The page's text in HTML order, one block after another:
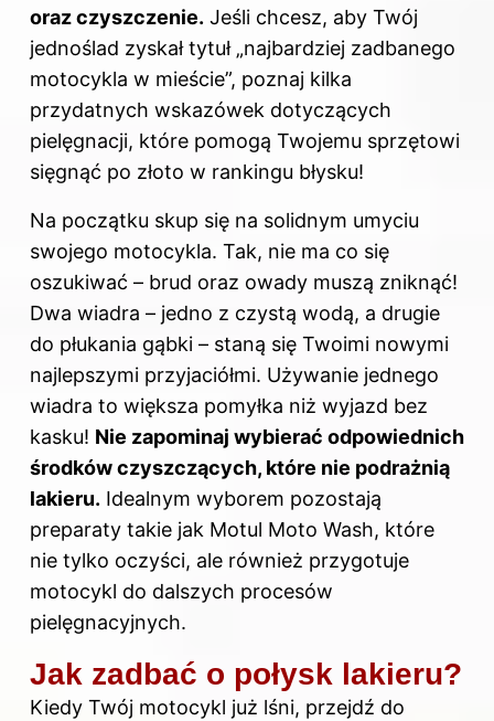
oraz czyszczenie. Jeśli chcesz, aby Twój
jednoślad zyskał tytuł „najbardziej zadbanego
motocykla w mieście”, poznaj kilka
przydatnych wskazówek dotyczących
pielęgnacji, które pomogą Twojemu sprzętowi
sięgnąć po złoto w rankingu błysku!
Na początku skup się na solidnym umyciu
swojego motocykla. Tak, nie ma co się
oszukiwać – brud oraz owady muszą zniknąć!
Dwa wiadra – jedno z czystą wodą, a drugie
do płukania gąbki – staną się Twoimi nowymi
najlepszymi przyjaciółmi. Używanie jednego
wiadra to większa pomyłka niż wyjazd bez
kasku! Nie zapominaj wybierać odpowiednich
środków czyszczących, które nie podrażnią
lakieru. Idealnym wyborem pozostają
preparaty takie jak Motul Moto Wash, które
nie tylko oczyści, ale również przygotuje
motocykl do dalszych procesów
pielęgnacyjnych.
Jak zadbać o połysk lakieru?
Kiedy Twój motocykl już lśni, przejdź do